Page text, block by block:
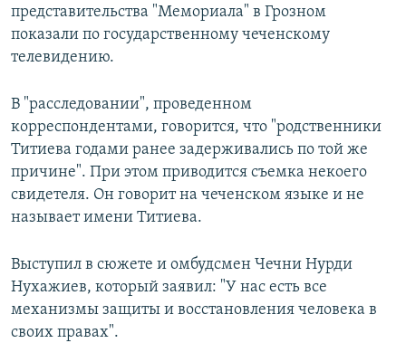
представительства "Мемориала" в Грозном
показали по государственному чеченскому
телевидению.
В "расследовании", проведенном
корреспондентами, говорится, что "родственники
Титиева годами ранее задерживались по той же
причине". При этом приводится съемка некоего
свидетеля. Он говорит на чеченском языке и не
называет имени Титиева.
Выступил в сюжете и омбудсмен Чечни Нурди
Нухажиев, который заявил: "У нас есть все
механизмы защиты и восстановления человека в
своих правах".